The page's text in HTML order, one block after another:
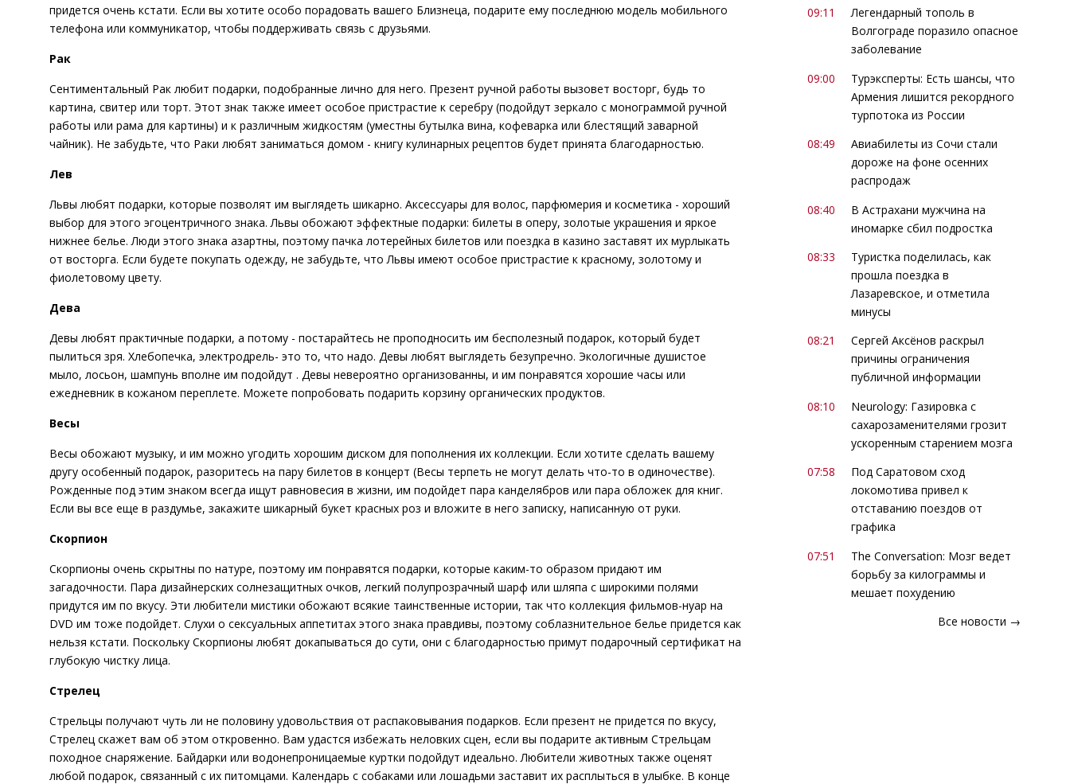
придется очень кстати. Если вы хотите особо порадовать вашего Близнеца, подарите ему последнюю модель мобильного
телефона или коммуникатор, чтобы поддерживать связь с друзьями.
Рак
Сентиментальный Рак любит подарки, подобранные лично для него. Презент ручной работы вызовет восторг, будь то
картина, свитер или торт. Этот знак также имеет особое пристрастие к серебру (подойдут зеркало с монограммой ручной
работы или рама для картины) и к различным жидкостям (уместны бутылка вина, кофеварка или блестящий заварной
чайник). Не забудьте, что Раки любят заниматься домом - книгу кулинарных рецептов будет принята благодарностью.
Лев
Львы любят подарки, которые позволят им выглядеть шикарно. Аксессуары для волос, парфюмерия и косметика - хороший
выбор для этого эгоцентричного знака. Львы обожают эффектные подарки: билеты в оперу, золотые украшения и яркое
нижнее белье. Люди этого знака азартны, поэтому пачка лотерейных билетов или поездка в казино заставят их мурлыкать
от восторга. Если будете покупать одежду, не забудьте, что Львы имеют особое пристрастие к красному, золотому и
фиолетовому цвету.
Дева
Девы любят практичные подарки, а потому - постарайтесь не проподносить им бесполезный подарок, который будет
пылиться зря. Хлебопечка, электродрель- это то, что надо. Девы любят выглядеть безупречно. Экологичные душистое
мыло, лосьон, шампунь вполне им подойдут . Девы невероятно организованны, и им понравятся хорошие часы или
ежедневник в кожаном переплете. Можете попробовать подарить корзину органических продуктов.
Весы
Весы обожают музыку, и им можно угодить хорошим диском для пополнения их коллекции. Если хотите сделать вашему
другу особенный подарок, разоритесь на пару билетов в концерт (Весы терпеть не могут делать что-то в одиночестве).
Рожденные под этим знаком всегда ищут равновесия в жизни, им подойдет пара канделябров или пара обложек для книг.
Если вы все еще в раздумье, закажите шикарный букет красных роз и вложите в него записку, написанную от руки.
Скорпион
Скорпионы очень скрытны по натуре, поэтому им понравятся подарки, которые каким-то образом придают им
загадочности. Пара дизайнерских солнезащитных очков, легкий полупрозрачный шарф или шляпа с широкими полями
придутся им по вкусу. Эти любители мистики обожают всякие таинственные истории, так что коллекция фильмов-нуар на
DVD им тоже подойдет. Слухи о сексуальных аппетитах этого знака правдивы, поэтому соблазнительное белье придется как
нельзя кстати. Поскольку Скорпионы любят докапываться до сути, они с благодарностью примут подарочный сертификат на
глубокую чистку лица.
Стрелец
Стрельцы получают чуть ли не половину удовольствия от распаковывания подарков. Если презент не придется по вкусу,
Стрелец скажет вам об этом откровенно. Вам удастся избежать неловких сцен, если вы подарите активным Стрельцам
походное снаряжение. Байдарки или водонепроницаемые куртки подойдут идеально. Любители животных также оценят
любой подарок, связанный с их питомцами. Календарь с собаками или лошадьми заставит их расплыться в улыбке. В конце
09:11
Легендарный тополь в
Волгограде поразило опасное
заболевание
09:00
Турэксперты: Есть шансы, что
Армения лишится рекордного
турпотока из России
08:49
Авиабилеты из Сочи стали
дороже на фоне осенних
распродаж
08:40
В Астрахани мужчина на
иномарке сбил подростка
08:33
Туристка поделилась, как
прошла поездка в
Лазаревское, и отметила
минусы
08:21
Сергей Аксёнов раскрыл
причины ограничения
публичной информации
08:10
Neurology: Газировка с
сахарозаменителями грозит
ускоренным старением мозга
07:58
Под Саратовом сход
локомотива привел к
отставанию поездов от
графика
07:51
The Conversation: Мозг ведет
борьбу за килограммы и
мешает похудению
Все новости →